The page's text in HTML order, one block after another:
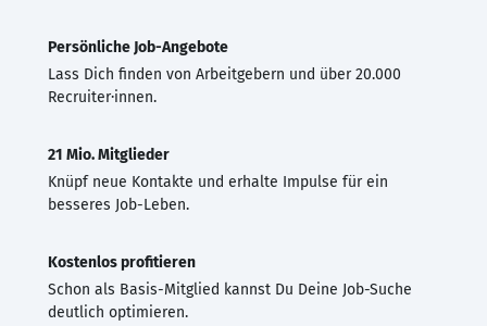
Persönliche Job-Angebote
Lass Dich finden von Arbeitgebern und über 20.000
Recruiter·innen.
21 Mio. Mitglieder
Knüpf neue Kontakte und erhalte Impulse für ein
besseres Job-Leben.
Kostenlos profitieren
Schon als Basis-Mitglied kannst Du Deine Job-Suche
deutlich optimieren.